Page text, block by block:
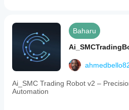
Baharu
Ai_SMC Trading Robot v2 –
Automation